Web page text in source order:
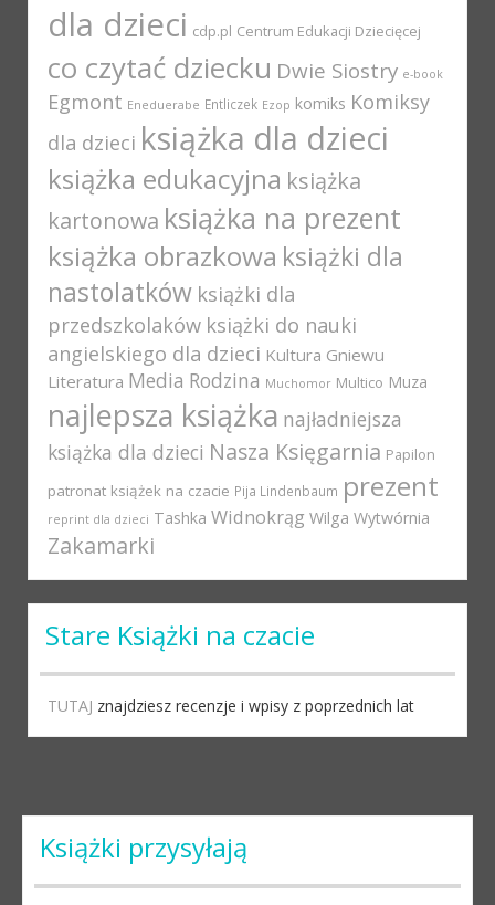
dla dzieci cdp.pl Centrum Edukacji Dziecięcej
co czytać dziecku Dwie Siostry e-book
Egmont Eneduerabe Entliczek Ezop komiks Komiksy
dla dzieci książka dla dzieci
książka edukacyjna książka
kartonowa książka na prezent
książka obrazkowa książki dla
nastolatków książki dla
przedszkolaków książki do nauki
angielskiego dla dzieci Kultura Gniewu
Literatura Media Rodzina Muchomor Multico Muza
najlepsza książka najładniejsza
książka dla dzieci Nasza Księgarnia Papilon
patronat książek na czacie Pija Lindenbaum prezent
reprint dla dzieci Tashka Widnokrąg Wilga Wytwórnia
Zakamarki
Stare Książki na czacie
TUTAJ znajdziesz recenzje i wpisy z poprzednich lat
Książki przysyłają